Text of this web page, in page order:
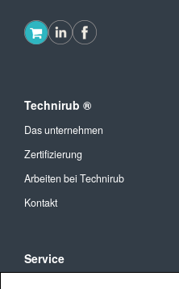
Technirub ®
Das unternehmen
Zertifizierung
Arbeiten bei Technirub
Kontakt
Service